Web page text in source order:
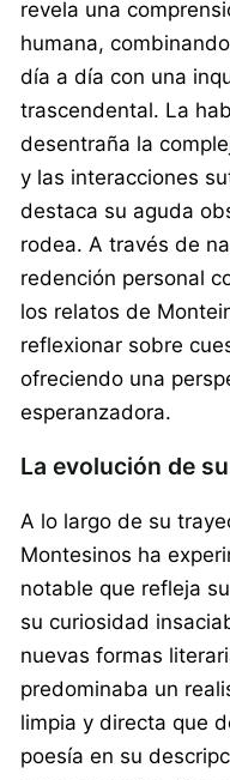
revela una
humana,
día a día con una
trascendental. La
desentraña la
y las interacciones
destaca su aguda
rodea. A través de
redención personal
los relatos de
reflexionar sobre
ofreciendo una
esperanzadora.
La evolución de
A lo largo de su
Montesinos ha
notable que refleja
su curiosidad
nuevas formas
predominaba un
limpia y directa que
poesía en su